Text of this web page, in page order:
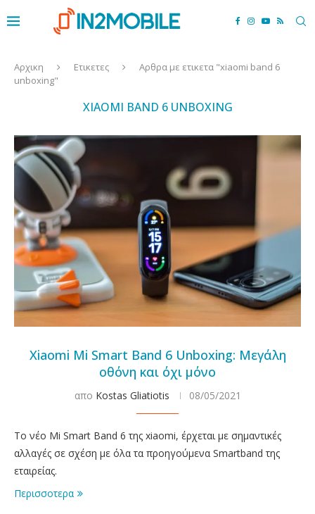
Αρχικη Ετικετες
Αρθρα με ετικετα "xiaomi band 6
unboxing"
XIAOMI BAND 6 UNBOXING
Xiaomi Mi Smart Band 6 Unboxing: Μεγάλη
οθόνη και όχι μόνο
απο Kostas Gliatiotis 08/05/2021
Το νέο Mi Smart Band 6 της xiaomi, έρχεται με σημαντικές
αλλαγές σε σχέση με όλα τα προηγούμενα Smartband της
εταιρείας.
Περισσοτερα